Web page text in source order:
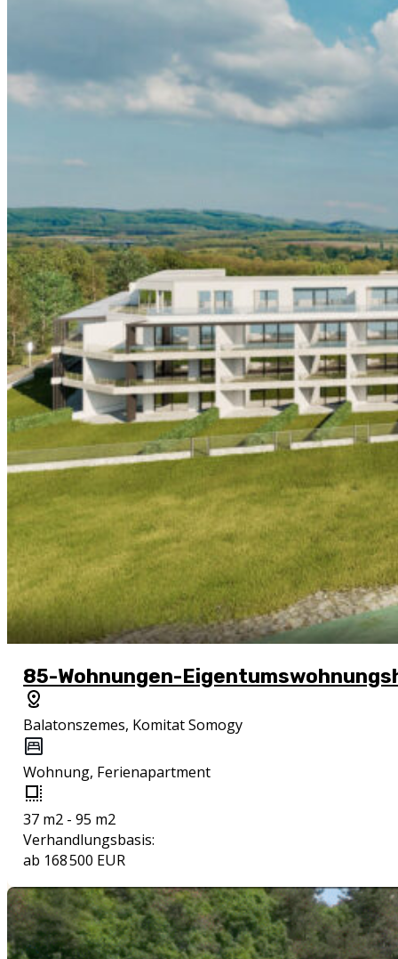
85-Wohnungen-
Balatonszemes, Komitat Somogy
Wohnung, Ferienapartment
37 m2 - 95 m2
Verhandlungsbasis:
ab 168 500 EUR